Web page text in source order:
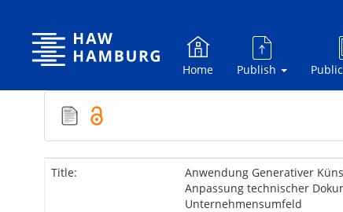
Home Publish
Title:
Anwendung Generativer
Anpassung technischer
Unternehmensumfeld